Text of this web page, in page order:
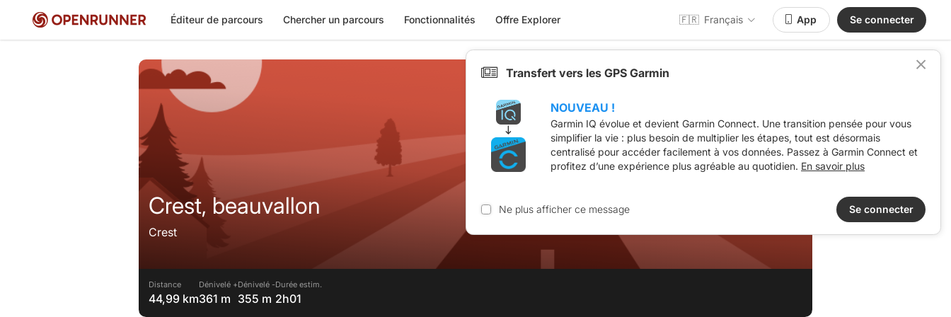
Éditeur de parcours Chercher un parcours Fonctionnalités Offre Explorer 🇫🇷 Français App Se connecter
Crest, beauvallon
Crest
Distance
44,99 km
Dénivelé +
361 m
Dénivelé -
355 m
Durée estim.
2h01
Transfert vers les GPS Garmin
NOUVEAU !
Garmin IQ évolue et devient Garmin Connect. Une transition pensée pour vous
simplifier la vie : plus besoin de multiplier les étapes, tout est désormais
centralisé pour accéder facilement à vos données. Passez à Garmin Connect et
profitez d’une expérience plus agréable au quotidien. En savoir plus
Ne plus afficher ce message Se connecter